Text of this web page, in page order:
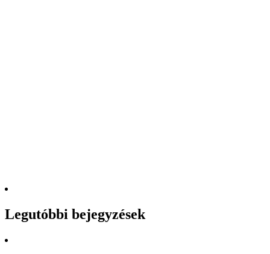
Legutóbbi bejegyzések